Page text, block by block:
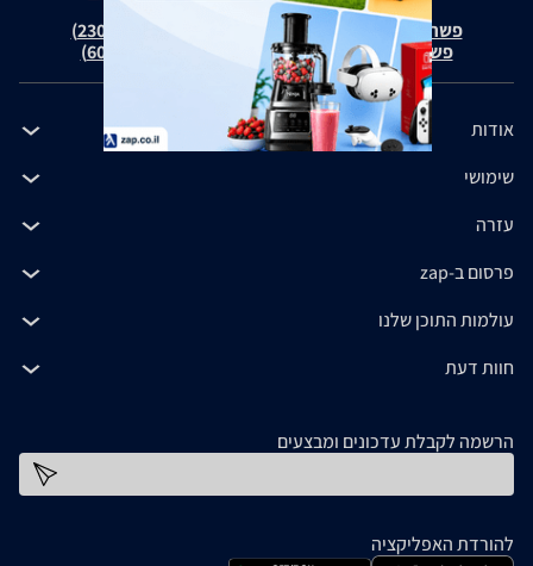
פשרה בת"צ אבנצ'יק נ' זאפ גרופ (ת"צ 23008-08-20)
פשרה בת"צ כהנים נ' זאפ גרופ (ת"צ 60371-12-19)
אודות
שימושי
עזרה
פרסום ב-zap
עולמות התוכן שלנו
חוות דעת
הרשמה לקבלת עדכונים ומבצעים
להורדת האפליקציה